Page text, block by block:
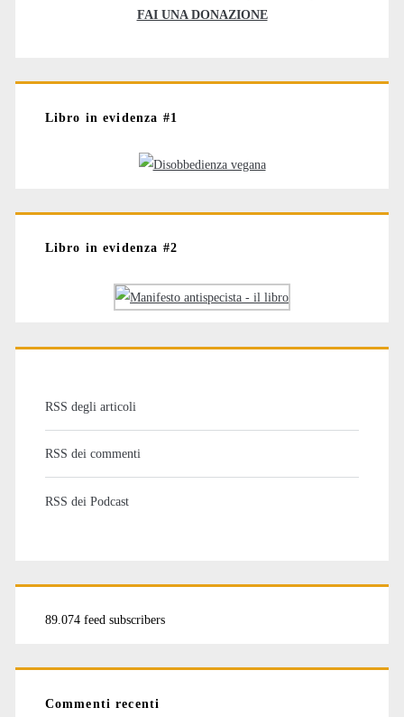
FAI UNA DONAZIONE
Libro in evidenza #1
Libro in evidenza #2
RSS degli articoli
RSS dei commenti
RSS dei Podcast
89.074 feed subscribers
Commenti recenti